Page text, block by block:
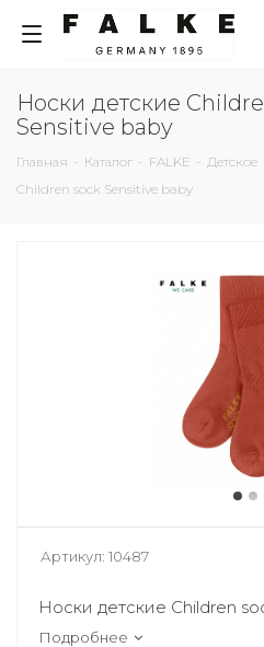
Носки детские
Sensitive baby
Главная - Каталог - FALKE - Детское
Children sock Sensitive baby
Артикул: 10487
Носки детские Children
Подробнее